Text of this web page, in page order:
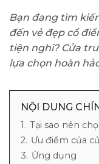
Bạn đang tìm
đến vẻ đẹp cổ
tiện nghi? Cửa
lựa chọn hoàn
NỘI DUNG
1. Tại sao nên
2. Ưu điểm của
3. Ứng dụng